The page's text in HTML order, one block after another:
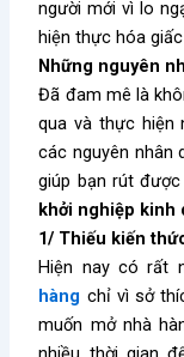
người mới vì lo
hiện thực hóa
Những nguyên
Đã đam mê là
qua và thực hiện
các nguyên nhân
giúp bạn rút
khởi nghiệp kinh
1/ Thiếu kiến
Hiện nay có rất
hàng chỉ vì sở
muốn mở nhà